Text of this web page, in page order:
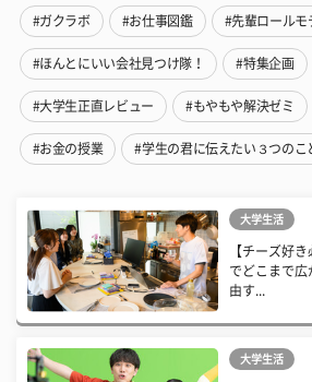
#ガクラボ #お仕事図鑑 #先輩ロールモ
#ほんとにいい会社見つけ隊！ #特集企画
#大学生正直レビュー #もやもや解決ゼミ
#お金の授業 #学生の君に伝えたい３つのこ
大学生活
【チーズ好
でどこまで広
由す...
大学生活